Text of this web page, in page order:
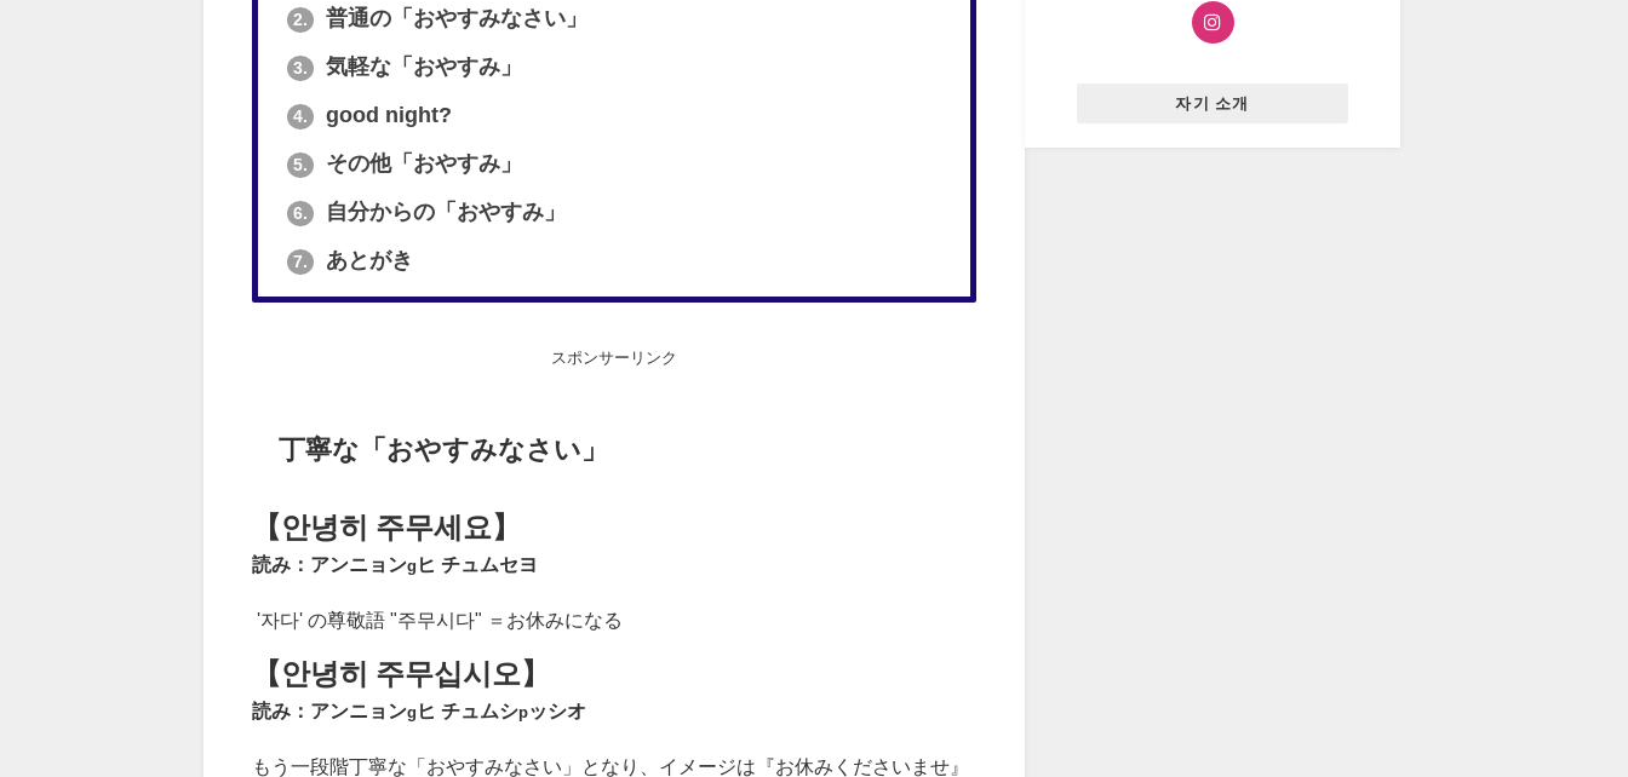
2. 普通の「おやすみなさい」
3. 気軽な「おやすみ」
4. good night?
5. その他「おやすみ」
6. 自分からの「おやすみ」
7. あとがき
スポンサーリンク
丁寧な「おやすみなさい」
【안녕히 주무세요】
読み：アンニョンg ヒ チュムセヨ
'자다' の尊敬語 "주무시다" ＝お休みになる
【안녕히 주무십시오】
読み：アンニョンg ヒ チュムシpッシオ
もう一段階丁寧な「おやすみなさい」となり、イメージは『お休みくださいませ』
자기 소개